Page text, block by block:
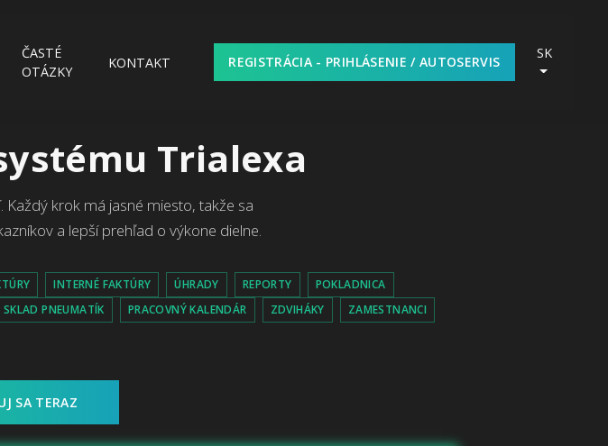
ČASTÉ
OTÁZKY
KONTAKT REGISTRÁCIA - PRIHLÁSENIE / AUTOSERVIS
SK
Trialexa
Každý krok má jasné miesto, takže sa
a lepší prehľad o výkone dielne.
INTERNÉ FAKTÚRY ÚHRADY REPORTY
POKLADNICA
SKLAD PNEUMATÍK PRACOVNÝ KALENDÁR ZDVIHÁKY
ZAMESTNANCI
SA TERAZ